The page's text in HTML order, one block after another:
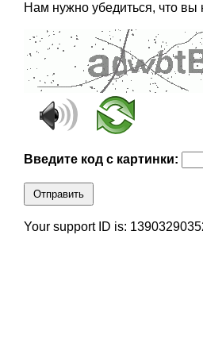
Нам нужно убедиться, что вы
Введите код с картинки:
Отправить
Your support ID is: